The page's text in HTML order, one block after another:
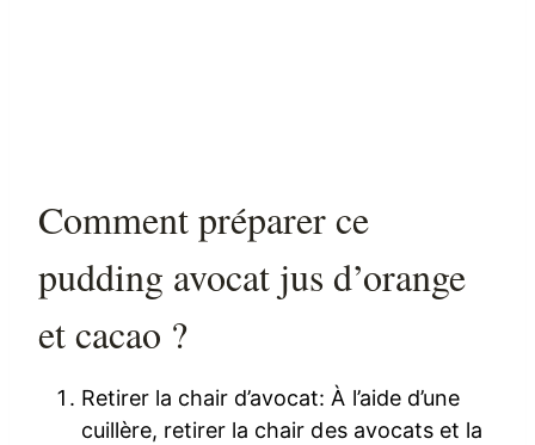
Comment préparer ce
pudding avocat jus d’orange
et cacao ?
Retirer la chair d’avocat: À l’aide d’une
cuillère, retirer la chair des avocats et la